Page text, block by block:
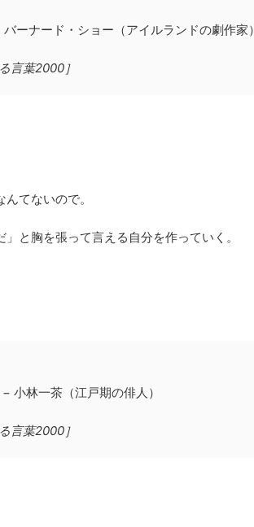
バーナード・ショー（アイルランドの劇作家）
言葉2000］
てないので。
と胸を張って言える自分を作っていく。
− 小林一茶（江戸期の俳人）
言葉2000］